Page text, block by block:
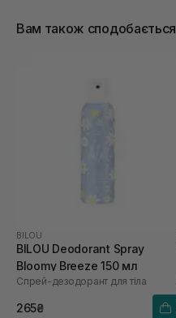
Вам також сподобається
BILOU
BILOU Deodorant Spray
Bloomy Breeze 150 мл
Спрей-дезодорант для тіла
265₴